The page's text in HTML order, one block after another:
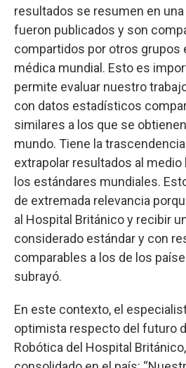
resultados se resumen en
fueron publicados y son
compartidos por otros grupos
médica mundial. Esto es
permite evaluar nuestro
con datos estadísticos
similares a los que se
mundo. Tiene la
extrapolar resultados al
los estándares mundiales.
de extremada relevancia
al Hospital Británico y recibir
considerado estándar y con
comparables a los de los
subrayó.
En este contexto, el
optimista respecto del futuro
Robótica del Hospital